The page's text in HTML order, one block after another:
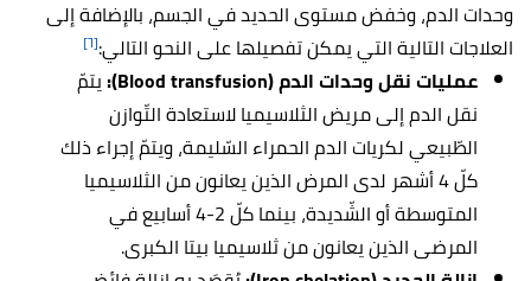
وحدات الدم، وخفض مستوى الحديد في الجسم، بالإضافة إلى
العلاجات التالية التي يمكن تفصيلها على النحو التالي:[٦]
عمليات نقل وحدات الدم (Blood transfusion):
يتمّ
نقل الدم إلى مريض الثلاسيميا لاستعادة التّوازن
الطّبيعي لكريات الدم الحمراء السّليمة، ويتمّ إجراء ذلك
كلّ 4 أشهر لدى المرض الذين يعانون من الثلاسيميا
المتوسطة أو الشّديدة، بينما كلّ 2-4 أسابيع في
المرضى الذين يعانون من ثلاسيميا بيتا الكبرى.